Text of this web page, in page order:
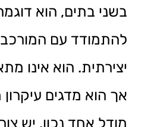
בשני בתים, הוא דוגמה
להתמודד עם
יצירתית. הוא אינו
אך הוא מדגים עיקרון
מודל אחד נכון. יש